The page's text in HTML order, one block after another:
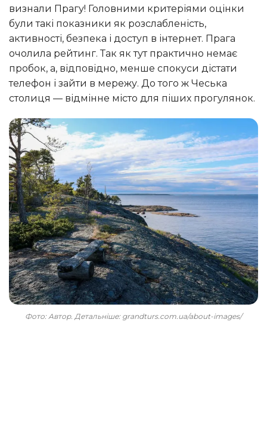
визнали Прагу! Головними критеріями оцінки
були такі показники як розслабленість,
активності, безпека і доступ в інтернет. Прага
очолила рейтинг. Так як тут практично немає
пробок, а, відповідно, менше спокуси дістати
телефон і зайти в мережу. До того ж Чеська
столиця — відмінне місто для піших прогулянок.
Фото: Автор. Детальніше: grandturs.com.ua/about-images/